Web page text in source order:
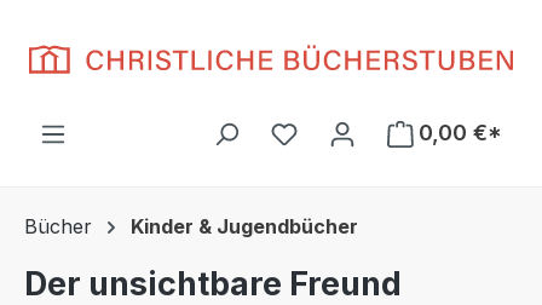
Du hast 0 Produkte auf
0,00 €*
Bücher Kinder & Jugendbücher
Der unsichtbare Freund